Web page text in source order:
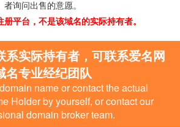
者询问出售的意愿。
平台，不是该域名的实际持有者。
系实际持有者，可联系爱名网
名专业经纪团队
name or contact the actual
Holder by yourself, or contact our
domain broker team.